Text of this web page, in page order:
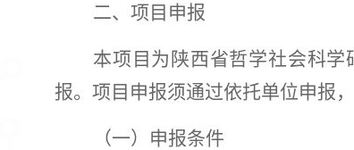
二、 项目申报
本项目为陕西省哲学社会科
报。项目申报须通过依托单位申报
（一） 申报条件